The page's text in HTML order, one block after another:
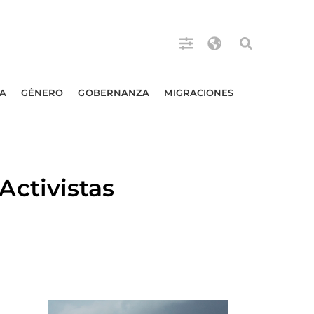
GÉNERO GOBERNANZA MIGRACIONES